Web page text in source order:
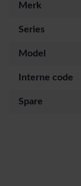
Merk
Series
Model
Interne code
Spare